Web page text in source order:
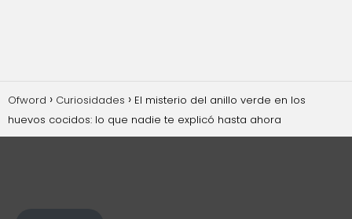
Ofword Curiosidades
El misterio del anillo verde en los
huevos cocidos: lo que nadie te explicó hasta ahora